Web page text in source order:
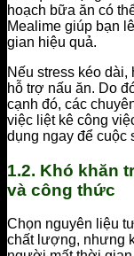
hoạch bữa ăn có
Mealime giúp bạn
gian hiệu quả.
Nếu stress kéo dài,
hỗ trợ nấu ăn. Do
cạnh đó, các
việc liệt kê công
dụng ngay để cuộc
1.2. Khó khăn
và công thức
Chọn nguyên liệu
chất lượng, nhưng